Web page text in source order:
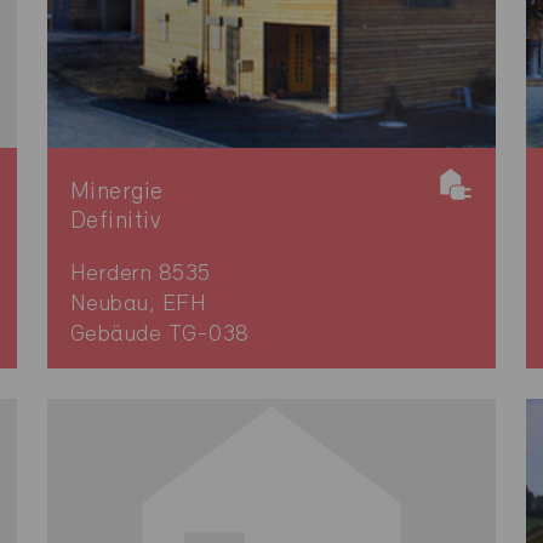
Minergie
Definitiv
Herdern 8535
Neubau, EFH
Gebäude TG-038